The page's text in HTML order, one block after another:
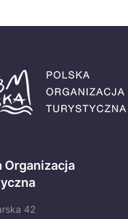
Organizacja
42